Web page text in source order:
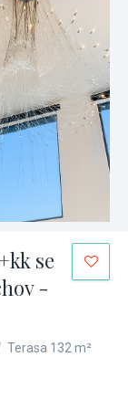
se
-
Terasa 132 m²